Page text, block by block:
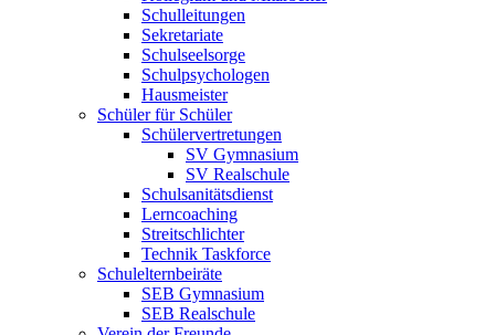
Schulleitungen
Sekretariate
Schulseelsorge
Schulpsychologen
Hausmeister
Schüler für Schüler
Schülervertretungen
SV Gymnasium
SV Realschule
Schulsanitätsdienst
Lerncoaching
Streitschlichter
Technik Taskforce
Schulelternbeiräte
SEB Gymnasium
SEB Realschule